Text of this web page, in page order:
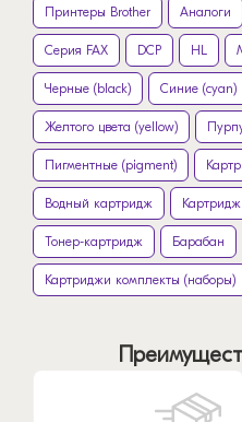
Принтеры Brother Аналоги
Серия FAX DCP HL
Черные (black) Синие (cyan)
Желтого цвета (yellow)
Пигментные (pigment)
Водный картридж
Тонер-картридж Барабан
Картриджи комплекты (наборы)